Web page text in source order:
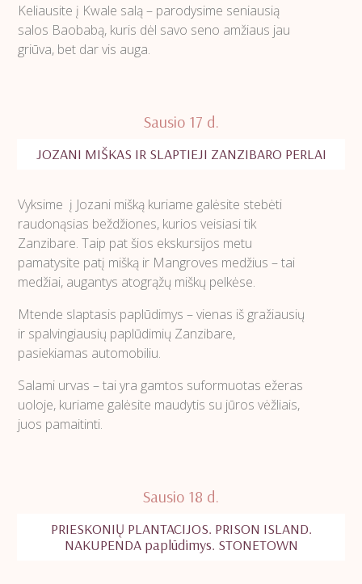
Keliausite į Kwale salą – parodysime seniausią
salos Baobabą, kuris dėl savo seno amžiaus jau
griūva, bet dar vis auga.
Sausio 17 d.
JOZANI MIŠKAS IR SLAPTIEJI ZANZIBARO PERLAI
Vyksime į Jozani mišką kuriame galėsite stebėti
raudonąsias beždžiones, kurios veisiasi tik
Zanzibare. Taip pat šios ekskursijos metu
pamatysite patį mišką ir Mangroves medžius – tai
medžiai, augantys atogrąžų miškų pelkėse.
Mtende slaptasis paplūdimys – vienas iš gražiausių
ir spalvingiausių paplūdimių Zanzibare,
pasiekiamas automobiliu.
Salami urvas – tai yra gamtos suformuotas ežeras
uoloje, kuriame galėsite maudytis su jūros vėžliais,
juos pamaitinti.
Sausio 18 d.
PRIESKONIŲ PLANTACIJOS. PRISON ISLAND.
NAKUPENDA paplūdimys. STONETOWN